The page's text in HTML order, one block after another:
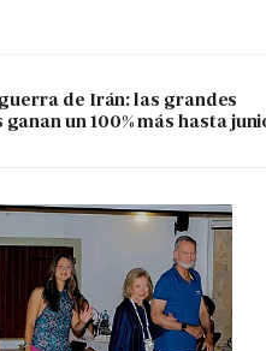
de Irán: las grandes
un 100% más hasta